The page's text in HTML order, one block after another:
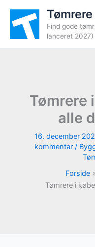
indholdet
Tømrere
Find gode
lanceret 2027)
Tømrere
alle
16. december
kommentar /
Forside
Tømrere i